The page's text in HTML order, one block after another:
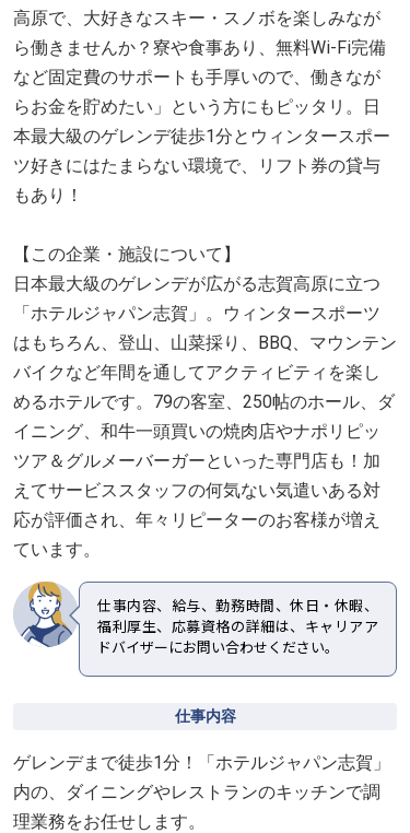
高原で、大好きなスキー・スノボを楽しみなが
ら働きませんか？寮や食事あり、無料Wi-Fi完備
など固定費のサポートも手厚いので、働きなが
らお金を貯めたい」という方にもピッタリ。日
本最大級のゲレンデ徒歩1分とウィンタースポー
ツ好きにはたまらない環境で、リフト券の貸与
もあり！
【この企業・施設について】
日本最大級のゲレンデが広がる志賀高原に立つ
「ホテルジャパン志賀」。ウィンタースポーツ
はもちろん、登山、山菜採り、BBQ、マウンテン
バイクなど年間を通してアクティビティを楽し
めるホテルです。79の客室、250帖のホール、ダ
イニング、和牛一頭買いの焼肉店やナポリピッ
ツア＆グルメーバーガーといった専門店も！加
えてサービススタッフの何気ない気遣いある対
応が評価され、年々リピーターのお客様が増え
ています。
仕事内容、給与、勤務時間、休日・休暇、
福利厚生、応募資格の詳細は、キャリアア
ドバイザーにお問い合わせください。
仕事内容
ゲレンデまで徒歩1分！「ホテルジャパン志賀」
内の、ダイニングやレストランのキッチンで調
理業務をお任せします。